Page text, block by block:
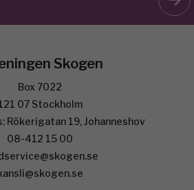
Skogen
Box 7022
07 Stockholm
Rökerigatan 19, Johanneshov
08-412 15 00